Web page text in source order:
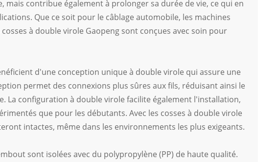
contribue également à prolonger sa durée de vie, ce qui en
Que ce soit pour le câblage automobile, les machines
à double virole Gaopeng sont conçues avec soin pour
d'une conception unique à double virole qui assure une
permet des connexions plus sûres aux fils, réduisant ainsi le
La configuration à double virole facilite également l'installation,
que pour les débutants. Avec les cosses à double virole
intactes, même dans les environnements les plus exigeants.
sont isolées avec du polypropylène (PP) de haute qualité.